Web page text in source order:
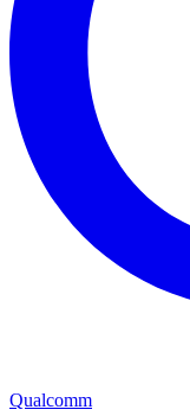
Qualcomm